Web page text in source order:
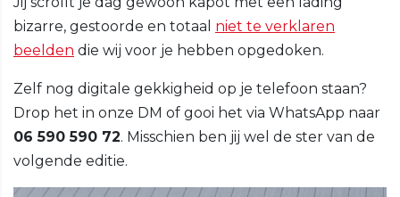
bizarre, gestoorde en totaal niet te verklaren
beelden die wij voor je hebben opgedoken.
Zelf nog digitale gekkigheid op je telefoon staan?
Drop het in onze DM of gooi het via WhatsApp naar
06 590 590 72. Misschien ben jij wel de ster van de
volgende editie.